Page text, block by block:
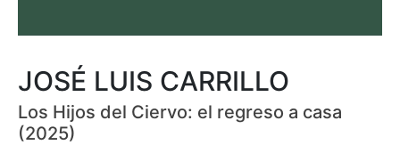
JOSÉ LUIS CARRILLO
Los Hijos del Ciervo: el regreso a casa
(2025)